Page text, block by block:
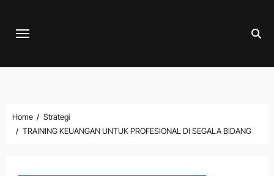
Home
Strategi
TRAINING KEUANGAN UNTUK PROFESIONAL DI SEGALA BIDANG